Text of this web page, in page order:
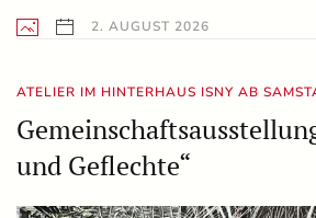
2. AUGUST 2026
ATELIER IM HINTERHAUS ISNY AB
und Geflechte“